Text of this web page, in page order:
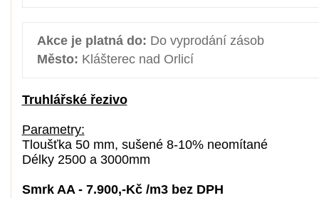
Akce je platná do: Do vyprodání zásob
Město: Klášterec nad Orlicí
Truhlářské řezivo
Parametry:
Tloušťka 50 mm, sušené 8-10% neomítané
Délky 2500 a 3000mm
Smrk AA - 7.900,-Kč /m3 bez DPH